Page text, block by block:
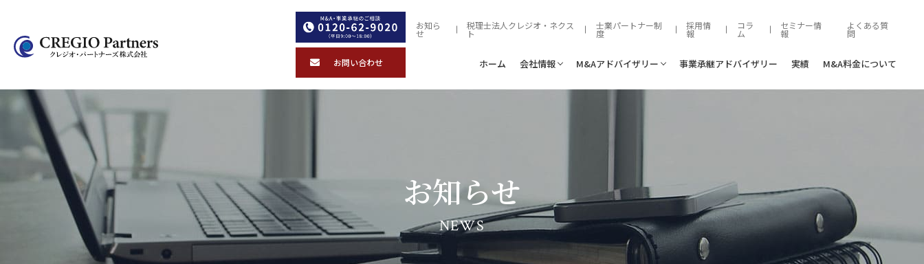
お問い合わせ
お知ら
せ
税理士法人クレジオ・ネクス
ト
士業パートナー制
度
採用情
報
コラ
ム
セミナー情
報
よくある質
問
ホーム 会社情報 M&Aアドバイザリー 事業承継アドバイザリー 実績 M&A料金について
お知らせ
NEWS